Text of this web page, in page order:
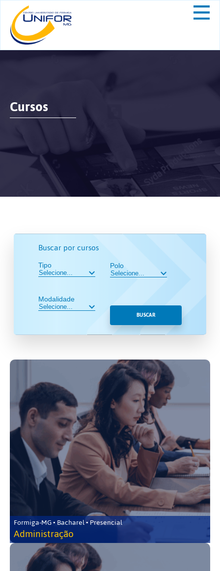
Cursos
Buscar por cursos
Tipo
Modalidade
Polo
BUSCAR
Formiga-MG • Bacharel • Presencial
Administração